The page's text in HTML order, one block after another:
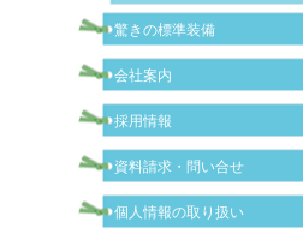
驚きの標準装備
会社案内
採用情報
資料請求・問い合せ
個人情報の取り扱い